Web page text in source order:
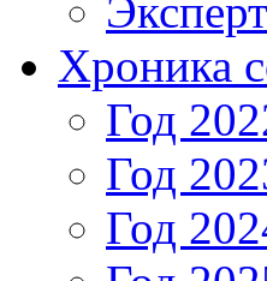
Хроника
Год
Год
Год